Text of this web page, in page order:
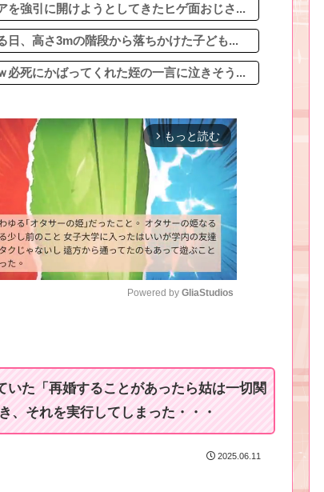
強引に開けようとしてきたヒゲ面おじさ...
日、高さ3mの階段から落ちかけた子ども...
死にかばってくれた姪の一言に泣きそう...
arrow_forward_ios もっと読む
t
Powered by GliaStudios
た「再婚することがあったら姑は一切関
、それを実行してしまった・・・
2025.06.11